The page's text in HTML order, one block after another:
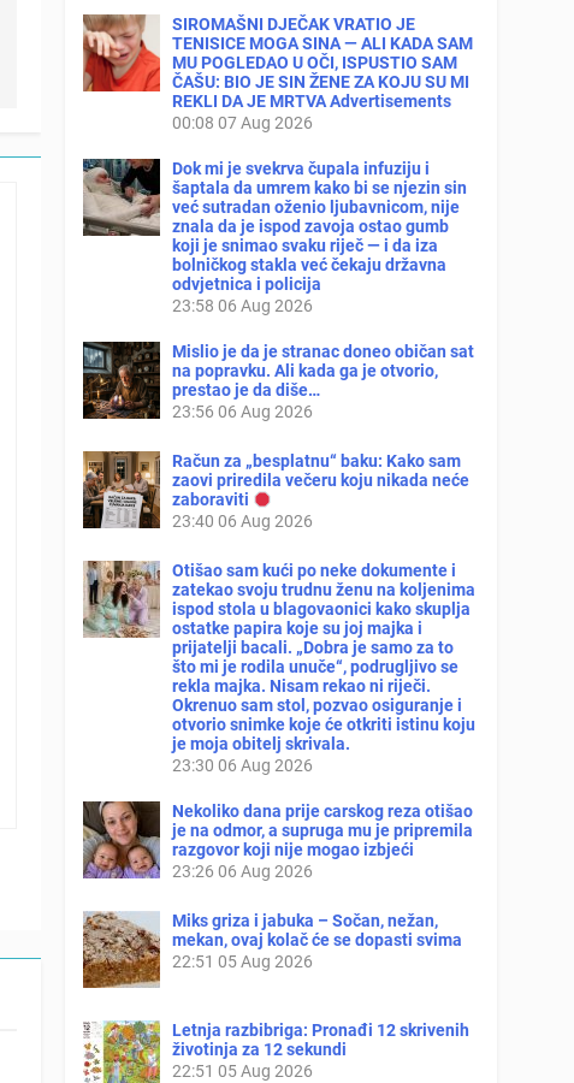
SIROMAŠNI DJEČAK VRATIO JE
TENISICE MOGA SINA — ALI KADA SAM
MU POGLEDAO U OČI, ISPUSTIO SAM
ČAŠU: BIO JE SIN ŽENE ZA KOJU SU MI
REKLI DA JE MRTVA Advertisements
00:08 07 Aug 2026
Dok mi je svekrva čupala infuziju i
šaptala da umrem kako bi se njezin sin
već sutradan oženio ljubavnicom, nije
znala da je ispod zavoja ostao gumb
koji je snimao svaku riječ — i da iza
bolničkog stakla već čekaju državna
odvjetnica i policija
23:58 06 Aug 2026
Mislio je da je stranac doneo običan sat
na popravku. Ali kada ga je otvorio,
prestao je da diše…
23:56 06 Aug 2026
Račun za „besplatnu“ baku: Kako sam
zaovi priredila večeru koju nikada neće
zaboraviti
23:40 06 Aug 2026
Otišao sam kući po neke dokumente i
zatekao svoju trudnu ženu na koljenima
ispod stola u blagovaonici kako skuplja
ostatke papira koje su joj majka i
prijatelji bacali. „Dobra je samo za to
što mi je rodila unuče“, podrugljivo se
rekla majka. Nisam rekao ni riječi.
Okrenuo sam stol, pozvao osiguranje i
otvorio snimke koje će otkriti istinu koju
je moja obitelj skrivala.
23:30 06 Aug 2026
Nekoliko dana prije carskog reza otišao
je na odmor, a supruga mu je pripremila
razgovor koji nije mogao izbjeći
23:26 06 Aug 2026
Miks griza i jabuka – Sočan, nežan,
mekan, ovaj kolač će se dopasti svima
22:51 05 Aug 2026
Letnja razbibriga: Pronađi 12 skrivenih
životinja za 12 sekundi
22:51 05 Aug 2026